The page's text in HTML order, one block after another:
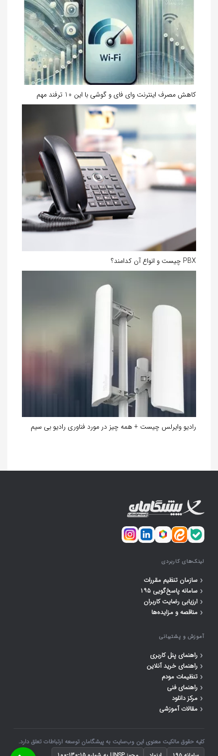
کاهش مصرف اینترنت وای فای و گوشی با این 10 ترفند مهم
PBX چیست و انواع آن کدامند؟
رادیو وایرلس چیست + همه چیز در مورد فناوری رادیو بی‌ سیم
لینک‌های کاربردی
‹ سازمان تنظیم مقررات
‹ سامانه پاسخ‌گویی ۱۹۵
‹ ارزیابی رضایت کاربران
‹ مناقصه و مزایده‌ها
آموزش و پشتیبانی
‹ راهنمای پنل کاربری
‹ راهنمای خرید آنلاین
‹ تنظیمات مودم
‹ راهنمای فنی
‹ مرکز دانلود
‹ مقالات آموزشی
کلیه حقوق مالکیت معنوی این وب‌سایت به پیشگامان توسعه ارتباطات تعلق دارد.